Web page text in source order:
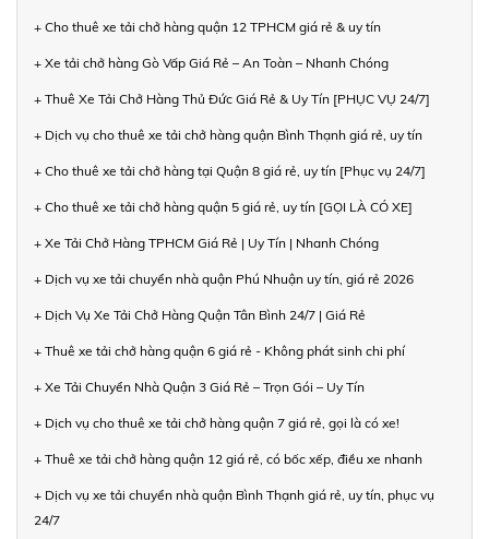
+ Cho thuê xe tải chở hàng quận 12 TPHCM giá rẻ & uy tín
+ Xe tải chở hàng Gò Vấp Giá Rẻ – An Toàn – Nhanh Chóng
+ Thuê Xe Tải Chở Hàng Thủ Đức Giá Rẻ & Uy Tín [PHỤC VỤ 24/7]
+ Dịch vụ cho thuê xe tải chở hàng quận Bình Thạnh giá rẻ, uy tín
+ Cho thuê xe tải chở hàng tại Quận 8 giá rẻ, uy tín [Phục vụ 24/7]
+ Cho thuê xe tải chở hàng quận 5 giá rẻ, uy tín [GỌI LÀ CÓ XE]
+ Xe Tải Chở Hàng TPHCM Giá Rẻ | Uy Tín | Nhanh Chóng
+ Dịch vụ xe tải chuyển nhà quận Phú Nhuận uy tín, giá rẻ 2026
+ Dịch Vụ Xe Tải Chở Hàng Quận Tân Bình 24/7 | Giá Rẻ
+ Thuê xe tải chở hàng quận 6 giá rẻ - Không phát sinh chi phí
+ Xe Tải Chuyển Nhà Quận 3 Giá Rẻ – Trọn Gói – Uy Tín
+ Dịch vụ cho thuê xe tải chở hàng quận 7 giá rẻ, gọi là có xe!
+ Thuê xe tải chở hàng quận 12 giá rẻ, có bốc xếp, điều xe nhanh
+ Dịch vụ xe tải chuyển nhà quận Bình Thạnh giá rẻ, uy tín, phục vụ
24/7